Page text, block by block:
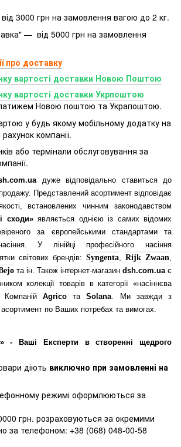
3000 грн на замовлення вагою до 2 кг.
— від 5000 грн на замовлення
про доставку
вартості доставки Новою Поштою
вартості доставки Укрпоштою
Новою поштою та Украпоштою.
у будь якому мобільному додатку на
компанії.
або термінали обслуговування за
дуже відповідально ставиться до
Представлений асортимент відповідає
встановлених чинним законодавством
сходи»являється однією із самих відомих
за європейськими стандартами та
У лінійці професійного насіння
світових брендів: Syngenta, Rijk Zwaan,
та ін. Також інтернет-магазин dsh.com.uaє
колекції товарів в категорії «насіннєва
Компаній AgricoтаSolana. Ми завжди з
по Ваших потребах та вимогах.
- Ваші Експерти в створенні щедрого
діють виключно при замовленні на
режимі оформлюються за
грн. розраховуються за окремими
за телефоном: +38 (068) 048-00-58